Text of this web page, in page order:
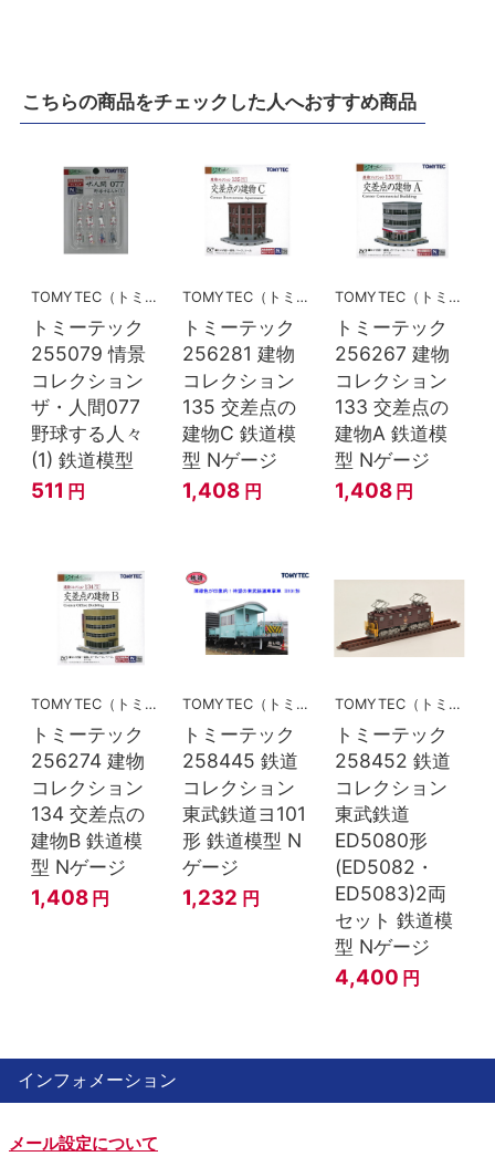
こちらの商品をチェックした人へおすすめ商品
TOMYTEC（トミーテック）
トミーテック
255079 情景
コレクション
ザ・人間077
野球する人々
(1) 鉄道模型
511 円
TOMYTEC（トミーテック）
トミーテック
256281 建物
コレクション
135 交差点の
建物C 鉄道模
型 Nゲージ
1,408 円
TOMYTEC（トミーテック）
トミーテック
256267 建物
コレクション
133 交差点の
建物A 鉄道模
型 Nゲージ
1,408 円
TOMYTEC（トミーテック）
トミーテック
256274 建物
コレクション
134 交差点の
建物B 鉄道模
型 Nゲージ
1,408 円
TOMYTEC（トミーテック）
トミーテック
258445 鉄道
コレクション
東武鉄道ヨ101
形 鉄道模型 N
ゲージ
1,232 円
TOMYTEC（トミーテック）
トミーテック
258452 鉄道
コレクション
東武鉄道
ED5080形
(ED5082・
ED5083)2両
セット 鉄道模
型 Nゲージ
4,400 円
インフォメーション
メール設定について